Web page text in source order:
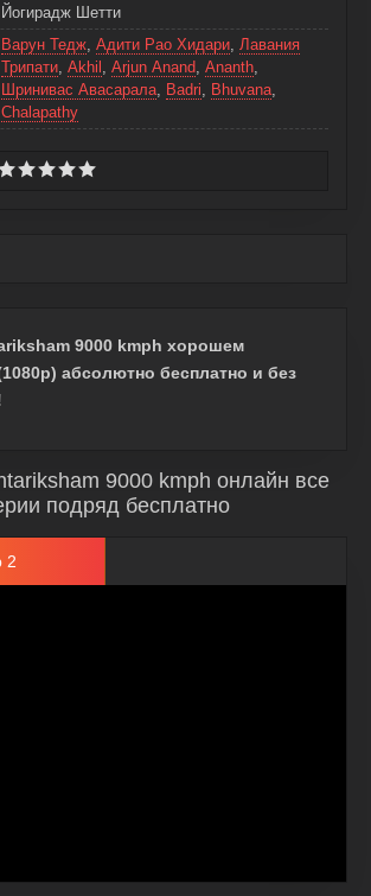
Йогирадж Шетти
Варун Тедж, Адити Рао Хидари, Лавания
Трипати, Akhil , Arjun Anand, Ananth,
Шринивас Авасарала, Badri, Bhuvana,
Chalapathy
9000 kmph хорошем
абсолютно бесплатно и без
9000 kmph онлайн все
подряд бесплатно
2